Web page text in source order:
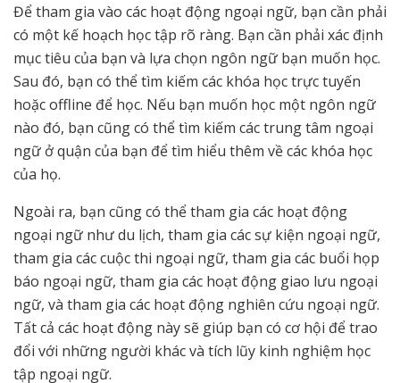
Để tham gia vào các hoạt động ngoại ngữ, bạn cần phải
có một kế hoạch học tập rõ ràng. Bạn cần phải xác định
mục tiêu của bạn và lựa chọn ngôn ngữ bạn muốn học.
Sau đó, bạn có thể tìm kiếm các khóa học trực tuyến
hoặc offline để học. Nếu bạn muốn học một ngôn ngữ
nào đó, bạn cũng có thể tìm kiếm các trung tâm ngoại
ngữ ở quận của bạn để tìm hiểu thêm về các khóa học
của họ.
Ngoài ra, bạn cũng có thể tham gia các hoạt động
ngoại ngữ như du lịch, tham gia các sự kiện ngoại ngữ,
tham gia các cuộc thi ngoại ngữ, tham gia các buổi họp
báo ngoại ngữ, tham gia các hoạt động giao lưu ngoại
ngữ, và tham gia các hoạt động nghiên cứu ngoại ngữ.
Tất cả các hoạt động này sẽ giúp bạn có cơ hội để trao
đổi với những người khác và tích lũy kinh nghiệm học
tập ngoại ngữ.